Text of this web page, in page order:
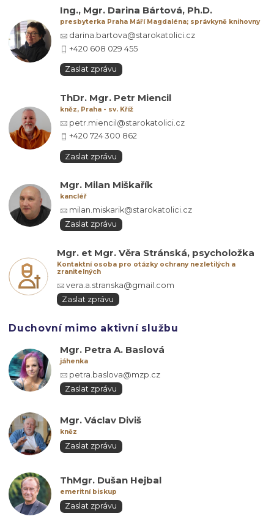
Ing., Mgr. Darina Bártová, Ph.D.
presbyterka Praha Máří Magdaléna; správkyně knihovny
darina.bartova@starokatolici.cz
+420 608 029 455
Zaslat zprávu
ThDr. Mgr. Petr Miencil
kněz, Praha - sv. Kříž
petr.miencil@starokatolici.cz
+420 724 300 862
Zaslat zprávu
Mgr. Milan Miškařík
kancléř
milan.miskarik@starokatolici.cz
Zaslat zprávu
Mgr. et Mgr. Věra Stránská, psycholožka
Kontaktní osoba pro otázky ochrany nezletilých a
zranitelných
vera.a.stranska@gmail.com
Zaslat zprávu
Duchovní mimo aktivní službu
Mgr. Petra A. Baslová
jáhenka
petra.baslova@mzp.cz
Zaslat zprávu
Mgr. Václav Diviš
kněz
Zaslat zprávu
ThMgr. Dušan Hejbal
emeritní biskup
Zaslat zprávu